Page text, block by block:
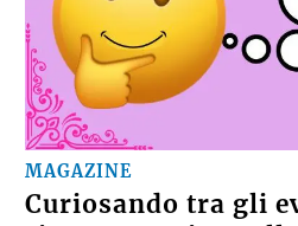
MAGAZINE
Curiosando tra gli